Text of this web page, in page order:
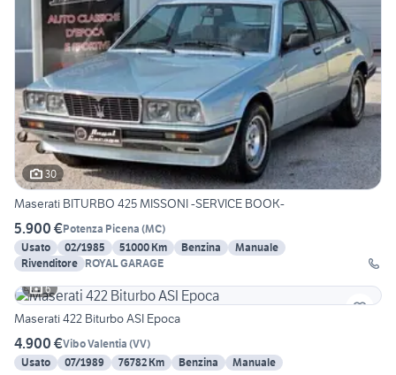
30
Maserati BITURBO 425 MISSONI -SERVICE BOOK-
5.900 €Potenza Picena (MC)
Usato
02/1985 51000 Km Benzina
Manuale
Rivenditore ROYAL GARAGE
6
Maserati 422 Biturbo ASI Epoca
4.900 €Vibo Valentia (VV)
Usato
07/1989 76782 Km Benzina Manuale